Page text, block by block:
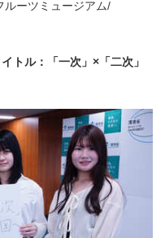
ルーツミュージアム/
トル：「一次」×「二次」